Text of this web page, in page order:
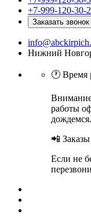
+7-999-120-30-
Заказать звонок
Нижний
🕐 Время
работы
📲
Если не